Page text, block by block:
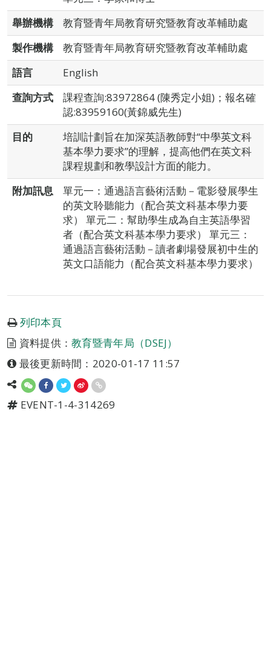
舉辦機構
教育暨青年局教育研究暨教育改革輔助處
製作機構
教育暨青年局教育研究暨教育改革輔助處
語言
English
查詢方式
課程查詢:83972864 (陳秀定小姐)；報名確
認:83959160(黃錦威先生)
目的
培訓計劃旨在加深英語教師對“中學英文科
基本學力要求”的理解，提高他們在英文科
課程規劃和教學設計方面的能力。
附加訊息
單元一：通過語言藝術活動－電影發展學生
的英文聆聽能力（配合英文科基本學力要
求） 單元二：幫助學生成為自主英語學習
者（配合英文科基本學力要求） 單元三：
通過語言藝術活動－讀者劇場發展初中生的
英文口語能力（配合英文科基本學力要求）
列印本頁
資料提供：教育暨青年局（DSEJ）
最後更新時間：2020-01-17 11:57
EVENT-1-4-314269